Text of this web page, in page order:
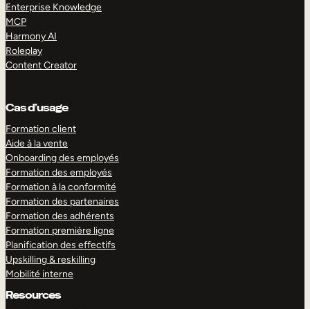
Enterprise Knowledge
MCP
Harmony AI
Roleplay
Content Creator
Cas d’usage
Formation client
Aide à la vente
Onboarding des employés
Formation des employés
Formation à la conformité
Formation des partenaires
Formation des adhérents
Formation première ligne
Planification des effectifs
Upskilling & reskilling
Mobilité interne
Resources